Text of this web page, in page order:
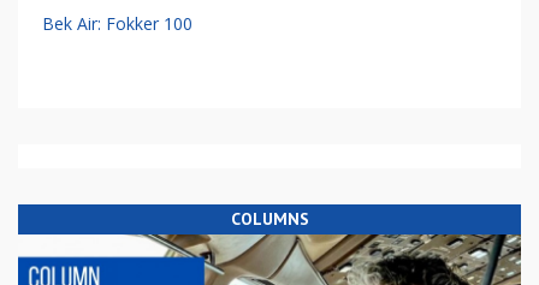
Bek Air: Fokker 100
COLUMNS